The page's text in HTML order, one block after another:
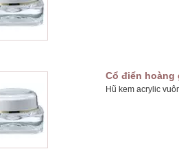
Cổ điển hoàng
Hũ kem acrylic